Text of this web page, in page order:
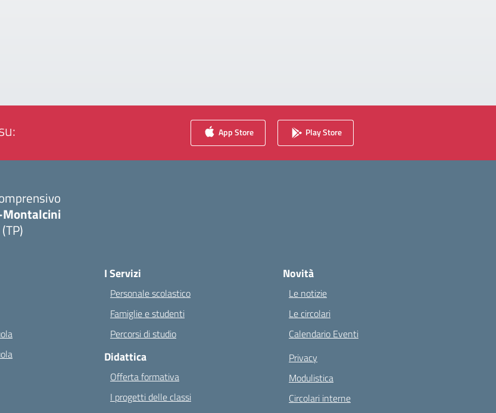
App Store Play Store
I Servizi
Personale scolastico
Famiglie e studenti
Percorsi di studio
Didattica
Offerta formativa
I progetti delle classi
Novità
Le notizie
Le circolari
Calendario Eventi
Privacy
Modulistica
Circolari interne